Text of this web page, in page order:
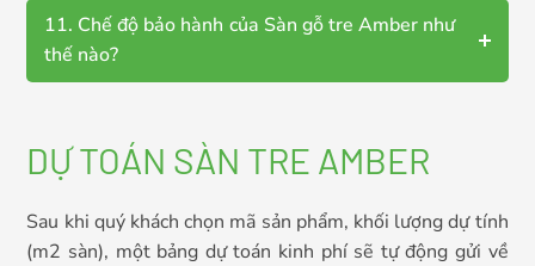
11. Chế độ bảo hành của Sàn gỗ tre Amber như
thế nào?
DỰ TOÁN SÀN TRE AMBER
Sau khi quý khách chọn mã sản phẩm, khối lượng dự tính
(m2 sàn), một bảng dự toán kinh phí sẽ tự động gửi về